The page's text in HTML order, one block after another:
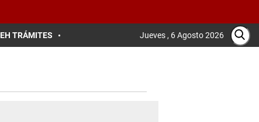
EH TRÁMITES Jueves , 6 Agosto 2026